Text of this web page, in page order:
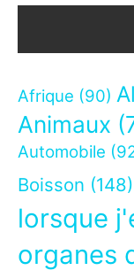
Afrique (90)
Animaux
Automobile
Boisson (148)
lorsque
organes